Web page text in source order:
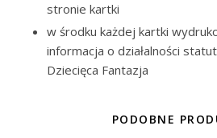
stronie kartki
w środku każdej kartki
informacja o działalności
Dziecięca Fantazja
PODOBNE